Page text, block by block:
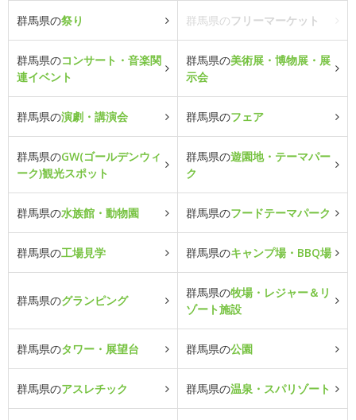
群馬県の祭り 群馬県のフリーマーケット
群馬県のコンサート・音楽関
連イベント
群馬県の美術展・博物展・展
示会
群馬県の演劇・講演会 群馬県のフェア
群馬県のGW(ゴールデンウィ
ーク)観光スポット
群馬県の遊園地・テーマパー
ク
群馬県の水族館・動物園 群馬県のフードテーマパーク
群馬県の工場見学 群馬県のキャンプ場・BBQ場
群馬県のグランピング
群馬県の牧場・レジャー＆リ
ゾート施設
群馬県のタワー・展望台 群馬県の公園
群馬県のアスレチック 群馬県の温泉・スパリゾート